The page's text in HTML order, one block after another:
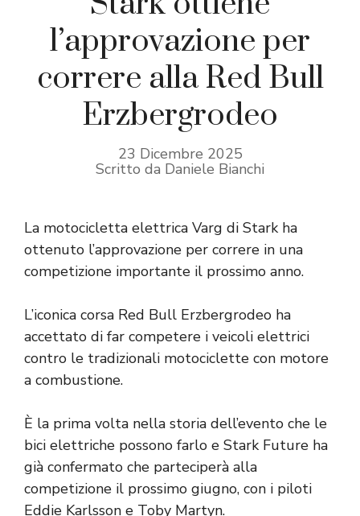
l’approvazione per
correre alla Red Bull
Erzbergrodeo
23 Dicembre 2025
Scritto da Daniele Bianchi
La motocicletta elettrica Varg di Stark ha
ottenuto l’approvazione per correre in una
competizione importante il prossimo anno.
L’iconica corsa Red Bull Erzbergrodeo ha
accettato di far competere i veicoli elettrici
contro le tradizionali motociclette con motore
a combustione.
È la prima volta nella storia dell’evento che le
bici elettriche possono farlo e Stark Future ha
già confermato che parteciperà alla
competizione il prossimo giugno, con i piloti
Eddie Karlsson e Toby Martyn.